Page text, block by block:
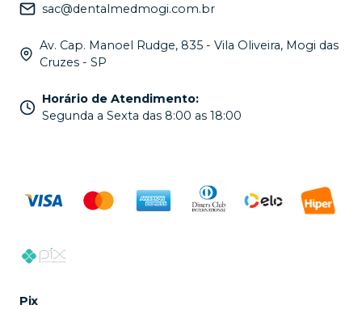
sac@dentalmedmogi.com.br
Av. Cap. Manoel Rudge, 835 - Vila Oliveira, Mogi das
Cruzes - SP
Horário de Atendimento:
Segunda a Sexta das 8:00 as 18:00
Pix